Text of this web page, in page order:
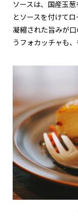
ソースは、国産玉
とソースを付けて
凝縮された旨みが
うフォカッチャも